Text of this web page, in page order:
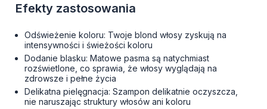
Efekty zastosowania
Odświeżenie koloru: Twoje blond włosy zyskują na
intensywności i świeżości koloru
Dodanie blasku: Matowe pasma są natychmiast
rozświetlone, co sprawia, że włosy wyglądają na
zdrowsze i pełne życia
Delikatna pielęgnacja: Szampon delikatnie oczyszcza,
nie naruszając struktury włosów ani koloru